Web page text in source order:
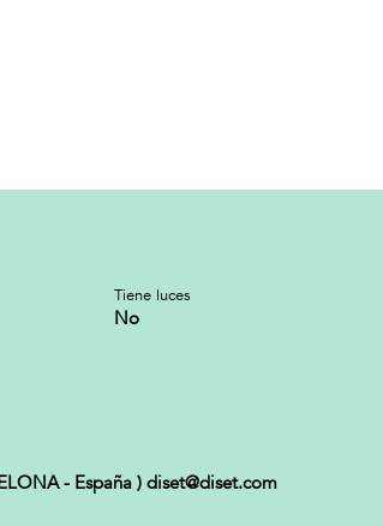
Tiene luces
No
- España ) diset@diset.com